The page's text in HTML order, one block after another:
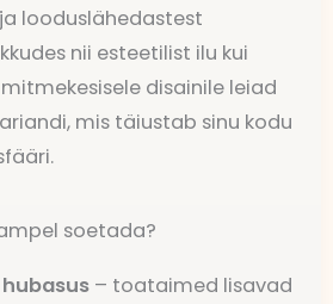
looduslähedastest
nii esteetilist ilu kui
disainile leiad
mis täiustab sinu kodu
soetada?
– toataimed lisavad